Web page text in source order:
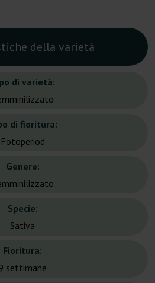
della varietà
di varietà:
di fioritura:
Fotoperiod
Genere:
Specie:
Sativa
Fioritura:
settimane